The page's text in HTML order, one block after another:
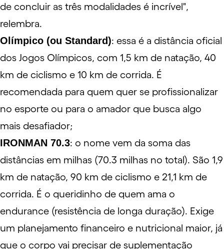
de concluir as três modalidades é incrível",
relembra.
Olímpico (ou Standard): essa é a distância oficial
dos Jogos Olímpicos, com 1,5 km de natação, 40
km de ciclismo e 10 km de corrida. É
recomendada para quem quer se profissionalizar
no esporte ou para o amador que busca algo
mais desafiador;
IRONMAN 70.3: o nome vem da soma das
distâncias em milhas (70.3 milhas no total). São 1,9
km de natação, 90 km de ciclismo e 21,1 km de
corrida. É o queridinho de quem ama o
endurance (resistência de longa duração). Exige
um planejamento financeiro e nutricional maior, já
que o corpo vai precisar de suplementação